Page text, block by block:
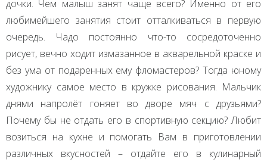
дочки. Чем малыш занят чаще всего? Именно от его
любимейшего занятия стоит отталкиваться в первую
очередь. Чадо постоянно что-то сосредоточенно
рисует, вечно ходит измазанное в акварельной краске и
без ума от подаренных ему фломастеров? Тогда юному
художнику самое место в кружке рисования. Мальчик
днями напролёт гоняет во дворе мяч с друзьями?
Почему бы не отдать его в спортивную секцию? Любит
возиться на кухне и помогать Вам в приготовлении
различных вкусностей – отдайте его в кулинарный